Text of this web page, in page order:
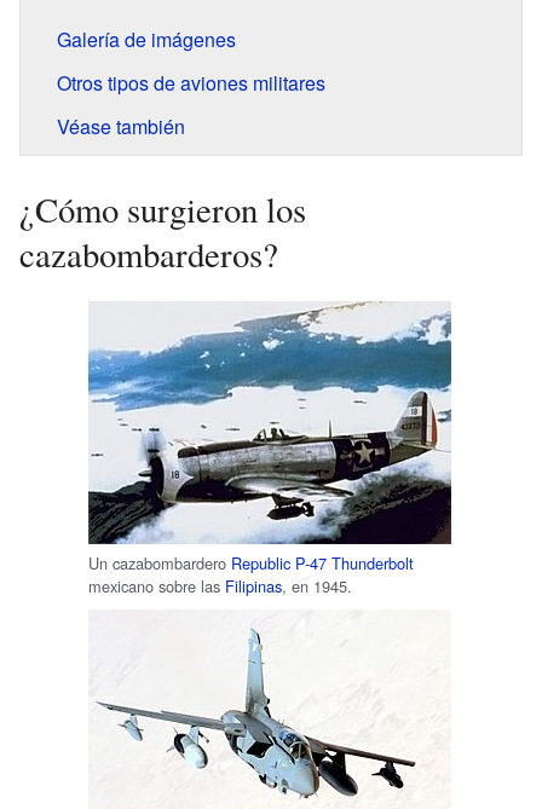
Galería de imágenes
Otros tipos de aviones militares
Véase también
¿Cómo surgieron los
cazabombarderos?
Un cazabombardero Republic P-47 Thunderbolt
mexicano sobre las Filipinas, en 1945.